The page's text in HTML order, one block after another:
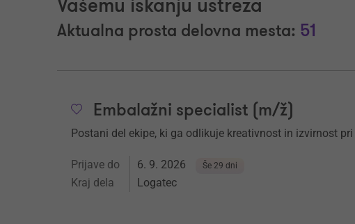
Vašemu iskanju ustreza
Aktualna prosta delovna mesta: 51
Embalažni specialist (m/ž)
Postani del ekipe, ki ga odlikuje kreativnost in izvirnost
Prijave do 6. 9. 2026 Še 29 dni
Kraj dela Logatec